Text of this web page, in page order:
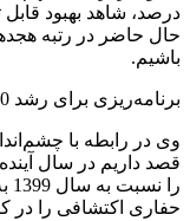
درصد، شاهد بهبود
حال حاضر در رتبه
باشیم.
برنامه‌ریزی برای رشد 50 درصدی حفاری‌های اکتشافی در 1400
وی در رابطه با
حفاری اکتشافی را